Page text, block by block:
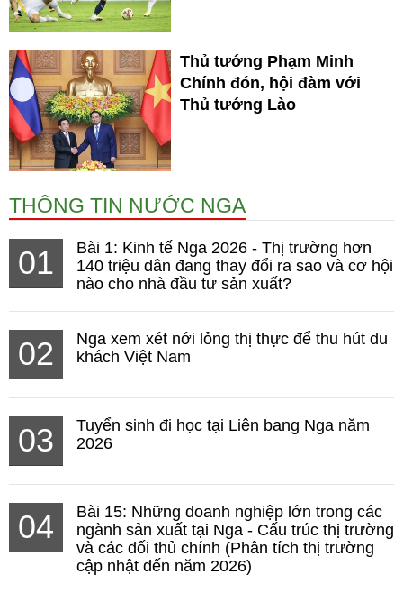
Thủ tướng Phạm Minh
Chính đón, hội đàm với
Thủ tướng Lào
THÔNG TIN NƯỚC NGA
01
Bài 1: Kinh tế Nga 2026 - Thị trường hơn
140 triệu dân đang thay đổi ra sao và cơ hội
nào cho nhà đầu tư sản xuất?
02
Nga xem xét nới lỏng thị thực để thu hút du
khách Việt Nam
03
Tuyển sinh đi học tại Liên bang Nga năm
2026
04
Bài 15: Những doanh nghiệp lớn trong các
ngành sản xuất tại Nga - Cấu trúc thị trường
và các đối thủ chính (Phân tích thị trường
cập nhật đến năm 2026)